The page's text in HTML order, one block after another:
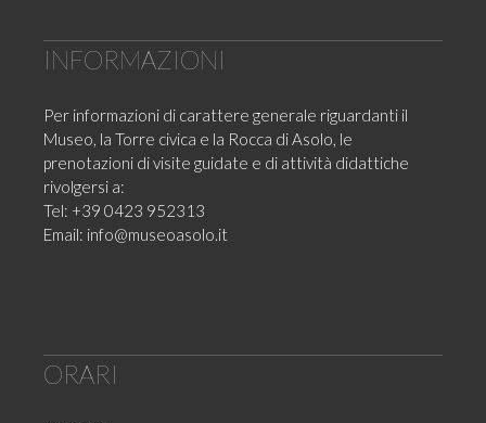
INFORMAZIONI
Per informazioni di carattere generale riguardanti il
Museo, la Torre civica e la Rocca di Asolo, le
prenotazioni di visite guidate e di attività didattiche
rivolgersi a:
Tel: +39 0423 952313
Email: info@museoasolo.it
ORARI